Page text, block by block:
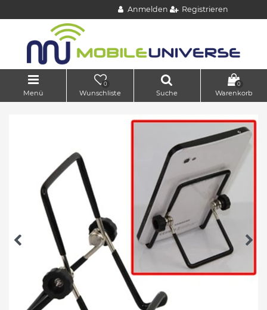
Anmelden Registrieren
Menü
0
Wunschliste Suche
0
Warenkorb